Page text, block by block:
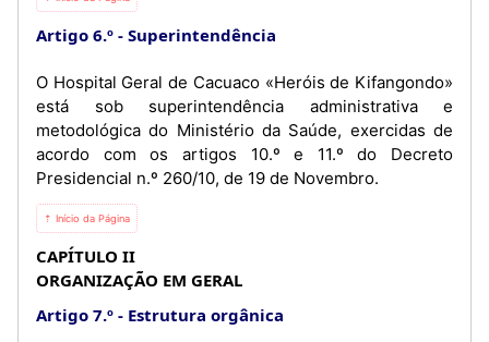
Artigo 6.º Superintendência
O Hospital Geral de Cacuaco «Heróis de Kifangondo»
está sob superintendência administrativa e
metodológica do Ministério da Saúde, exercidas de
acordo com os artigos 10.º e 11.º do Decreto
Presidencial n.º 260/10, de 19 de Novembro.
⇡ Início da Página
CAPÍTULO II
ORGANIZAÇÃO EM GERAL
Artigo 7.º
Estrutura orgânica